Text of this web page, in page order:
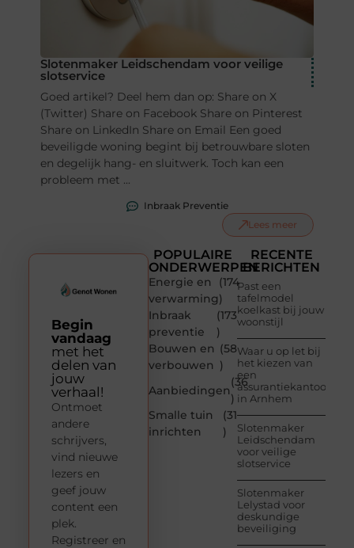
Slotenmaker Leidschendam voor veilige
slotservice
Goed artikel? Deel hem dan op: Share on X
(Twitter) Share on Facebook Share on Pinterest
Share on LinkedIn Share on Email Een goed
beveiligde woning begint bij betrouwbare sloten
en degelijk hang- en sluitwerk. Toch kan een
probleem met ...
Inbraak Preventie
Lees meer
POPULAIRE
ONDERWERPEN
Energie en
verwarming
(174
)
Inbraak
preventie
(173
)
Bouwen en
verbouwen
(58
)
Aanbiedingen
(36
)
Smalle tuin
inrichten
(31
)
RECENTE
BERICHTEN
Past een
tafelmodel
koelkast bij jouw
woonstijl
Waar u op let bij
het kiezen van
een
assurantiekantoor
in Arnhem
Slotenmaker
Leidschendam
voor veilige
slotservice
Slotenmaker
Lelystad voor
deskundige
beveiliging
Begin
vandaag
met het
delen van
jouw
verhaal!
Ontmoet
andere
schrijvers,
vind nieuwe
lezers en
geef jouw
content een
plek.
Registreer en